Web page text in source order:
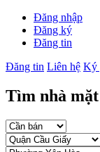
Đăng nhập
Đăng ký
Đăng tin
Đăng tin Liên hệ Ký
Tìm nhà